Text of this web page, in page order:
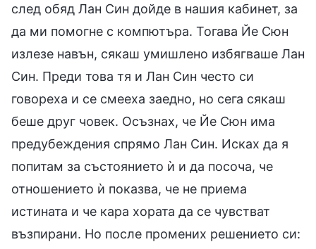
след обяд Лан Син дойде в нашия кабинет, за
да ми помогне с компютъра. Тогава Йе Сюн
излезе навън, сякаш умишлено избягваше Лан
Син. Преди това тя и Лан Син често си
говореха и се смееха заедно, но сега сякаш
беше друг човек. Осъзнах, че Йе Сюн има
предубеждения спрямо Лан Син. Исках да я
попитам за състоянието ѝ и да посоча, че
отношението ѝ показва, че не приема
истината и че кара хората да се чувстват
възпирани. Но после промених решението си: